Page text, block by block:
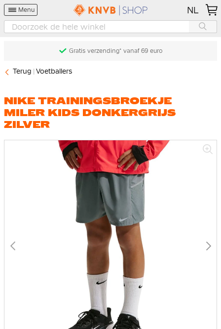
Menu NL
Gratis verzending* vanaf 69 euro
Terug Voetballers
NIKE TRAININGSBROEKJE
MILER KIDS DONKERGRIJS
ZILVER